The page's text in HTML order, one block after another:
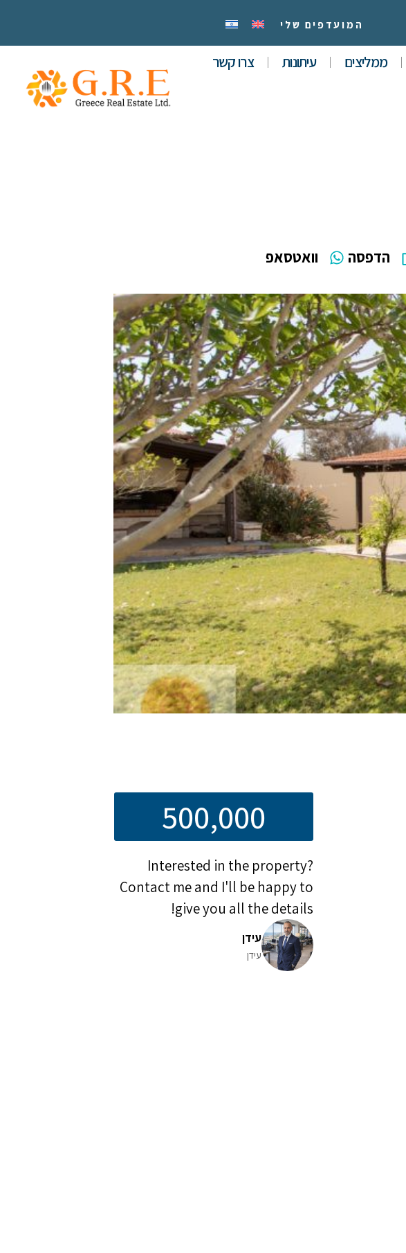
המועדפים שלי
ממליצים עיתונות צרו קשר
הדפסה וואטסאפ
500,000
Interested in the property?
Contact me and I'll be happy to
give you all the details!
עידן
עידן